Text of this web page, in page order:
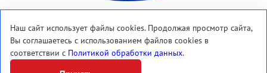
454112, Россия, г. Челябинск
пр. Победы, 288
Тел.: +7 (351) 267-47-10
Наш сайт использует файлы cookies. Продолжая просмотр сайта,
Вы соглашаетесь с использованием файлов cookies в
соответствии с Политикой обработки данных.